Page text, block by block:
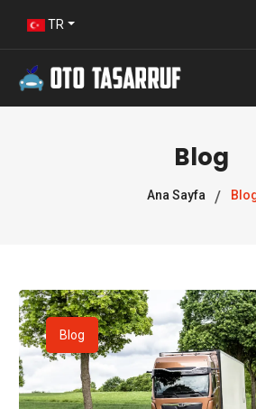
TR
Blog
Ana Sayfa
Blog